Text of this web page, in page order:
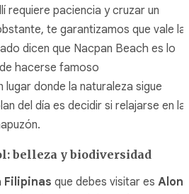
requiere paciencia y cruzar un
te garantizamos que vale la
dicen que Nacpan Beach es lo
hacerse famoso
lugar donde la naturaleza sigue
del día es decidir si relajarse en la
belleza y biodiversidad
Filipinas que debes visitar es